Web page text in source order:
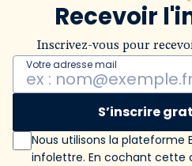
Recevoir
Inscrivez-vous pour
Votre adresse mail
S’inscrire
Nous utilisons la plateforme
infolettre. En cochant cette